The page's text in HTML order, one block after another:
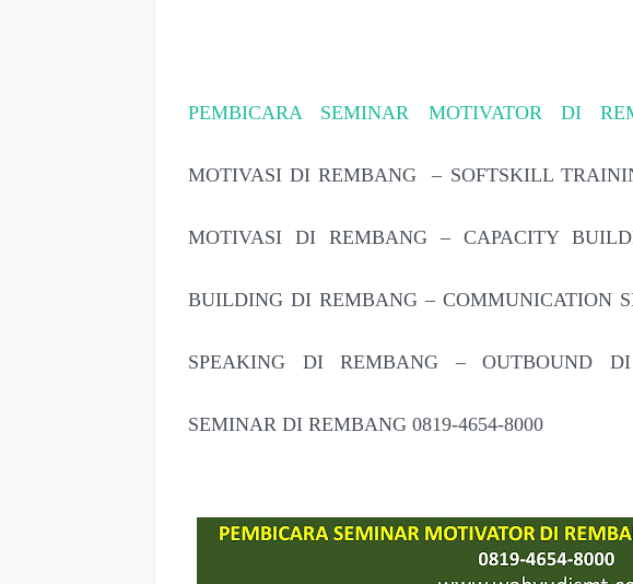
PEMBICARA SEMINAR MOTIVATOR DI
MOTIVASI DI REMBANG – SOFTSKILL
MOTIVASI DI REMBANG – CAPACITY
BUILDING DI REMBANG – COMMUNICATION
SPEAKING DI REMBANG – OUTBOUND
SEMINAR DI REMBANG 0819-4654-8000